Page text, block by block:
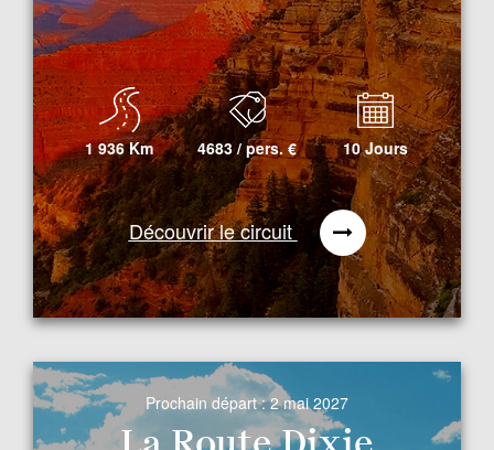
1 936 Km 4683 / pers.€ 10 Jours
Découvrir le circuit
Prochain départ :2 mai 2027